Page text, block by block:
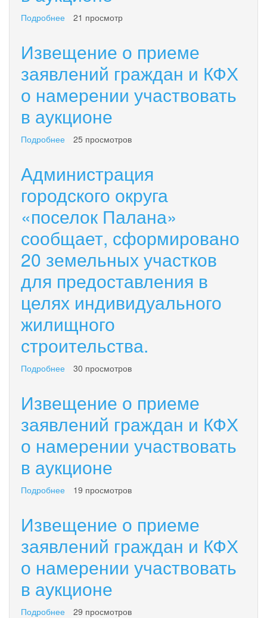
намерении
участвовать
Подробнее
приеме
заявлений
граждан
КФХ
о
намерении
участвовать
21 просмотр
Извещение о приеме
заявлений граждан и КФХ
о намерении участвовать
в аукционе
Подробнее
приеме
заявлений
граждан
КФХ
о
намерении
участвовать
в
аукционе
25 просмотров
Администрация
городского округа
«поселок Палана»
сообщает, сформировано
20 земельных участков
для предоставления в
целях индивидуального
жилищного
строительства.
Подробнее
округа
«поселок
Палана»
сформировано
20
земельных
участков
в
целях
индивидуального
строительства.
30 просмотров
Извещение о приеме
заявлений граждан и КФХ
о намерении участвовать
в аукционе
Подробнее
приеме
заявлений
граждан
КФХ
о
намерении
участвовать
19 просмотров
Извещение о приеме
заявлений граждан и КФХ
о намерении участвовать
в аукционе
Подробнее 29 просмотров